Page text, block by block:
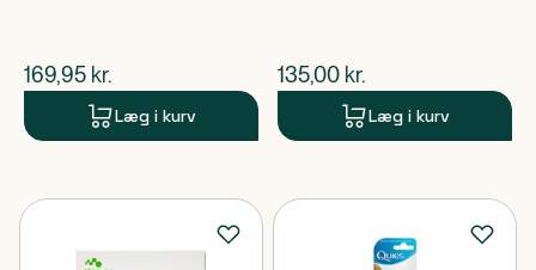
$nuværende pris
169,95 kr.
Læg i kurv
$nuværende pris
135,00 kr.
Læg i kurv